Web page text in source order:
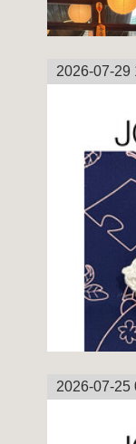
2026-07-29
2026-07-25